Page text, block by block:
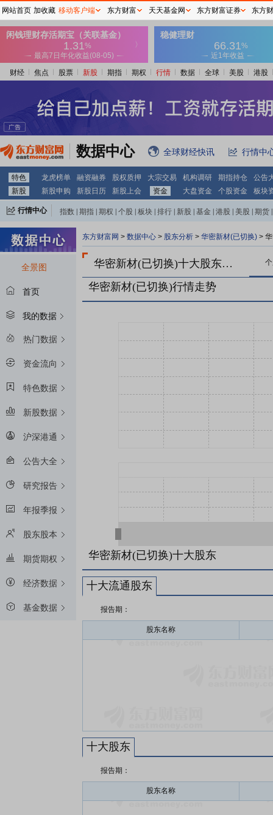
财经 焦点 股票 新股 期指 期权 行情 数据 全球 美股 港股
数据中心 全球财经快讯 行情中
特色 龙虎榜单 融资融券 股权质押 大宗交易 机构调研 期指持仓
公告
新股
新股申购 新股日历 新股上会 资金 大盘资金 个股资金 板块
行情中心 指数 期指 期权 个股 板块 排行 新股 基金 港股 美股 期货
全景图
首页
我的数据
热门数据
资金流向
特色数据
新股数据
沪深港通
公告大全
研究报告
年报季报
股东股本
期货期权
经济数据
基金数据
东方财富网 > 数据中心 > 股东分析 > 华密新材(已切换) >
华密新材(已切换)十大股东一览
华密新材(已切换)行情走势
华密新材(已切换)十大股东
十大流通股东
报告期：
股东名称
十大股东
报告期：
股东名称
网站首页 加收藏 移动客户端 东方财富 天天基金网 东方财富证券 东方